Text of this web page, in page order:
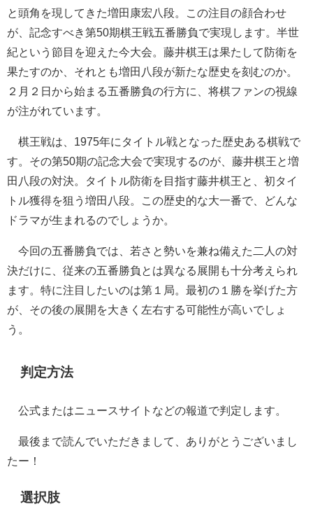
と頭角を現してきた増田康宏八段。この注目の顔合わせ
が、記念すべき第50期棋王戦五番勝負で実現します。半世
紀という節目を迎えた今大会。藤井棋王は果たして防衛を
果たすのか、それとも増田八段が新たな歴史を刻むのか。
２月２日から始まる五番勝負の行方に、将棋ファンの視線
が注がれています。
棋王戦は、1975年にタイトル戦となった歴史ある棋戦で
す。その第50期の記念大会で実現するのが、藤井棋王と増
田八段の対決。タイトル防衛を目指す藤井棋王と、初タイ
トル獲得を狙う増田八段。この歴史的な大一番で、どんな
ドラマが生まれるのでしょうか。
今回の五番勝負では、若さと勢いを兼ね備えた二人の対
決だけに、従来の五番勝負とは異なる展開も十分考えられ
ます。特に注目したいのは第１局。最初の１勝を挙げた方
が、その後の展開を大きく左右する可能性が高いでしょ
う。
判定方法
公式またはニュースサイトなどの報道で判定します。
最後まで読んでいただきまして、ありがとうございまし
たー！
選択肢